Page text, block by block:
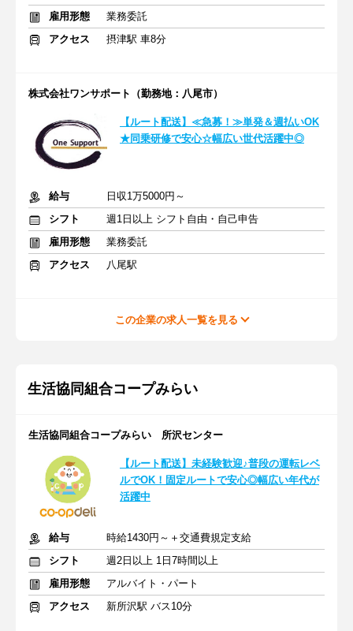
雇用形態
業務委託
アクセス
摂津駅 車8分
株式会社ワンサポート（勤務地：八尾市）
【ルート配送】≪急募！≫単発＆週払いOK
★同乗研修で安心☆幅広い世代活躍中◎
給与
日収1万5000円～
シフト
週1日以上 シフト自由・自己申告
雇用形態
業務委託
アクセス
八尾駅
この企業の求人一覧を見る
生活協同組合コープみらい
生活協同組合コープみらい 所沢センター
【ルート配送】未経験歓迎♪普段の運転レベ
ルでOK！固定ルートで安心◎幅広い年代が
活躍中
給与
時給1430円～＋交通費規定支給
シフト
週2日以上 1日7時間以上
雇用形態
アルバイト・パート
アクセス
新所沢駅 バス10分